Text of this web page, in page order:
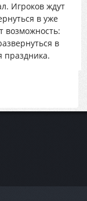
Игроков ждут
в уже
возможность:
в
праздника.